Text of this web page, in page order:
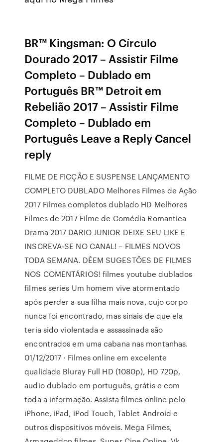
BR™ Kingsman: O Círculo
Dourado 2017 – Assistir Filme
Completo – Dublado em
Português BR™ Detroit em
Rebelião 2017 – Assistir Filme
Completo – Dublado em
Português Leave a Reply Cancel
reply
FILME DE FICÇÃO E SUSPENSE LANÇAMENTO
COMPLETO DUBLADO Melhores Filmes de Ação
2017 Filmes completos dublado HD Melhores
Filmes de 2017 Filme de Comédia Romantica
Drama 2017 DARIO JUNIOR DEIXE SEU LIKE E
INSCREVA-SE NO CANAL! – FILMES NOVOS
TODA SEMANA. DÊEM SUGESTÕES DE FILMES
NOS COMENTÁRIOS! filmes youtube dublados
filmes series Um homem vive atormentado
após perder a sua filha mais nova, cujo corpo
nunca foi encontrado, mas sinais de que ela
teria sido violentada e assassinada são
encontrados em uma cabana nas montanhas.
01/12/2017 · Filmes online em excelente
qualidade Bluray Full HD (1080p), HD 720p,
audio dublado em português, grátis e com
toda a informação. Assista filmes online pelo
iPhone, iPad, iPod Touch, Tablet Android e
outros dispositivos móveis. Mega Filmes,